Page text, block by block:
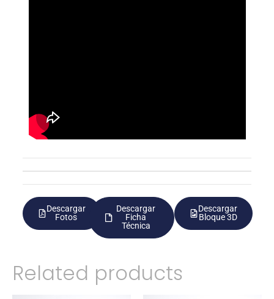
Descargar
Fotos
Descargar
Ficha
Técnica
Descargar
Bloque 3D
Related products